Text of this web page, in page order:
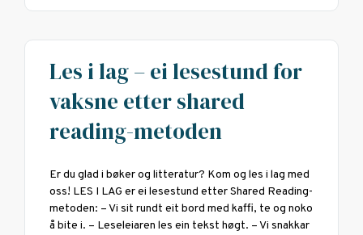
Les i lag – ei lesestund for
vaksne etter shared
reading-metoden
Er du glad i bøker og litteratur? Kom og les i lag med
oss! LES I LAG er ei lesestund etter Shared Reading-
metoden: – Vi sit rundt eit bord med kaffi, te og noko
å bite i. – Leseleiaren les ein tekst høgt. – Vi snakkar